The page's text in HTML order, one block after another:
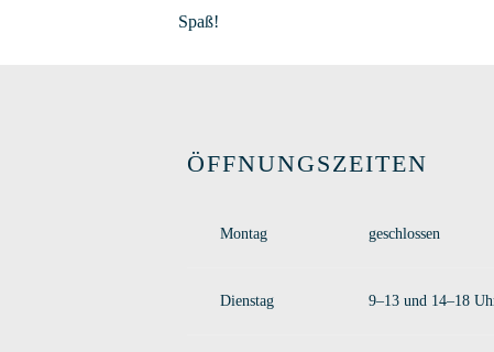
Spaß!
ÖFFNUNGSZEITEN
Montag geschlossen
Dienstag 9–13 und 14–18